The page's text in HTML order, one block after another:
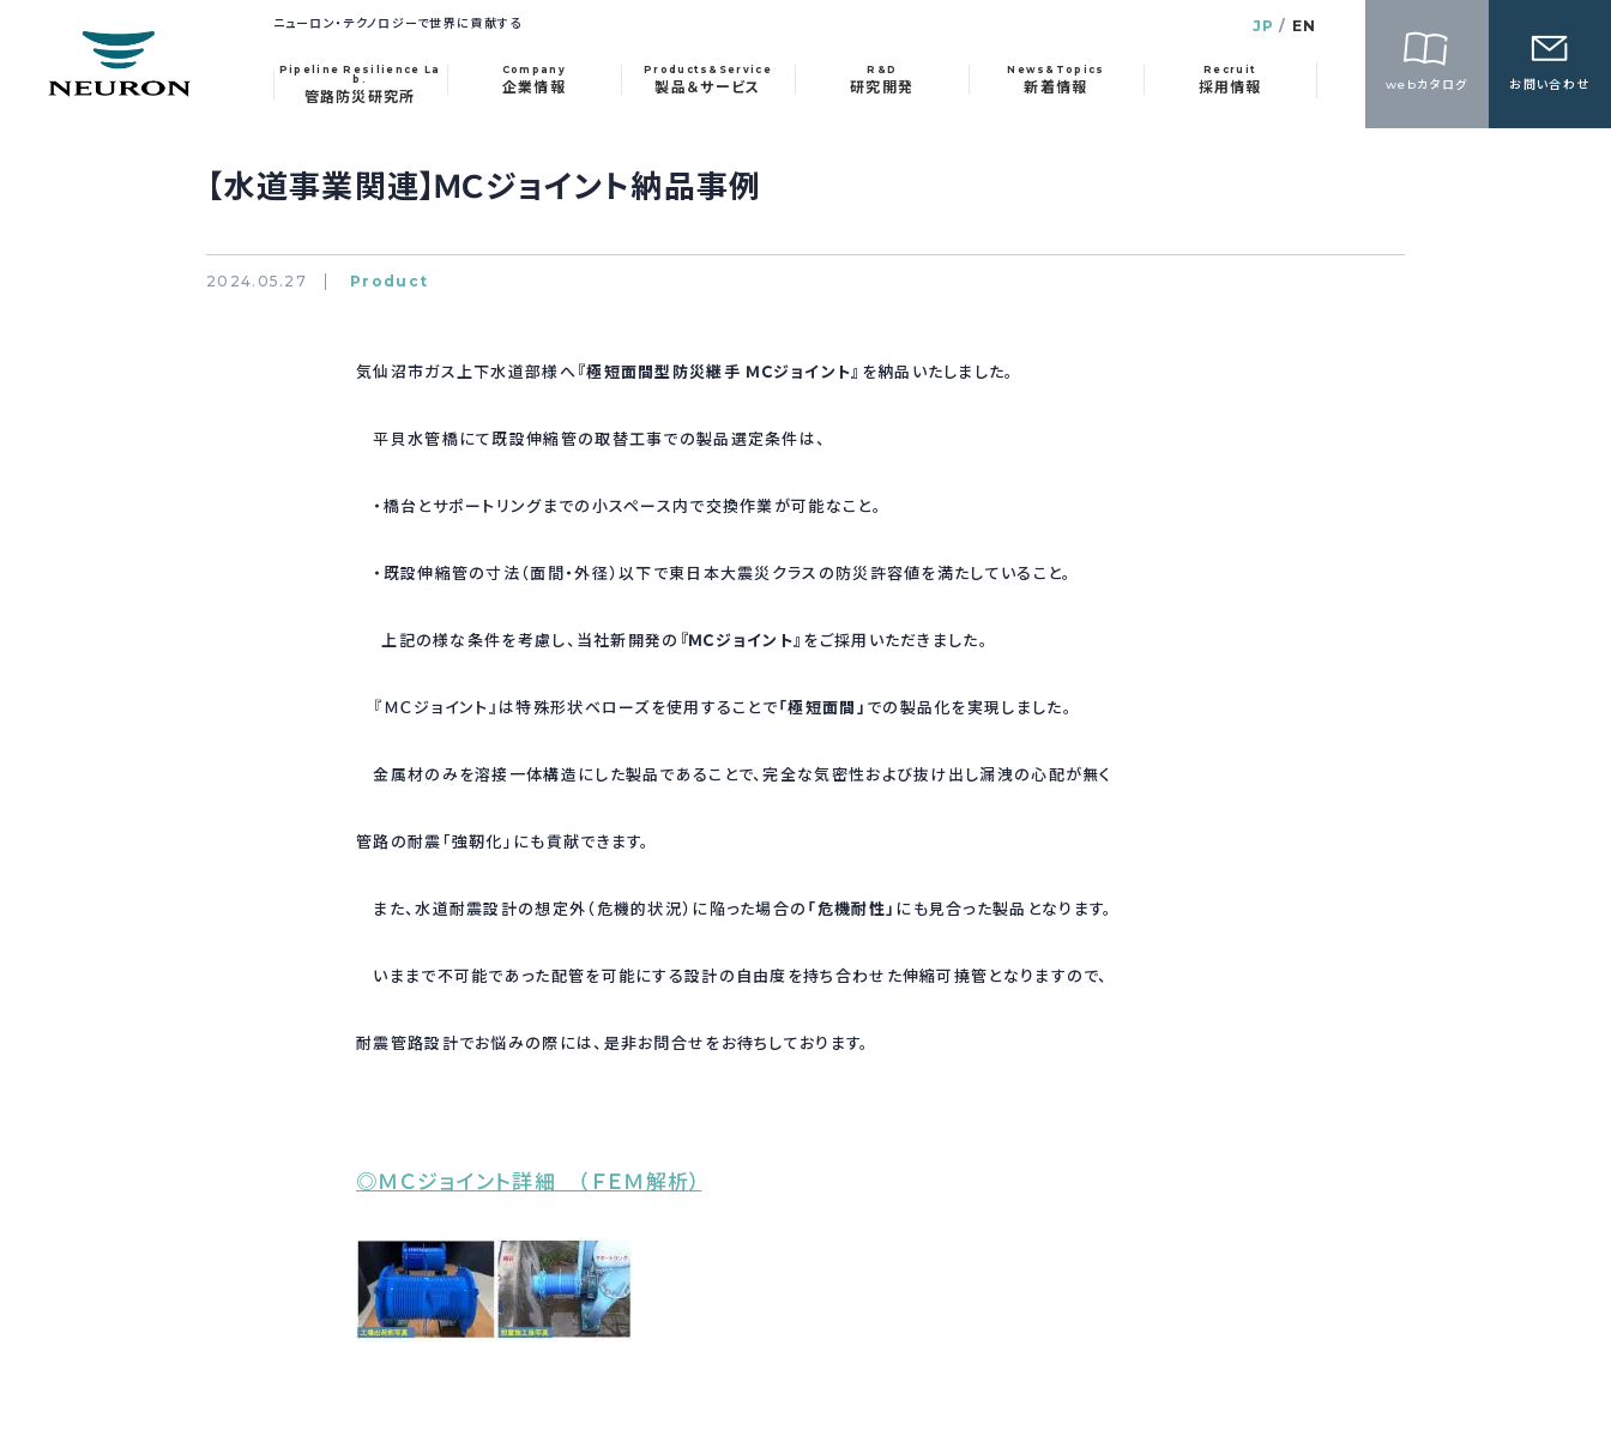
ニューロン・テクノロジーで世界に貢献する JP EN
Pipeline Resilience La
b.
管路防災研究所
Company
企業情報
Products&Service
製品＆サービス
R&D
研究開発
News&Topics
新着情報
Recruit
採用情報 webカタログ お問い合わせ
【水道事業関連】ＭＣジョイント納品事例
2024.05.27 Product
気仙沼市ガス上下水道部様へ『極短面間型防災継手 ＭＣジョイント』 を納品いたしました。
平貝水管橋にて既設伸縮管の取替工事での製品選定条件は、
・橋台とサポートリングまでの小スペース内で交換作業が可能なこと。
・既設伸縮管の寸法（面間・外径）以下で東日本大震災クラスの防災許容値を満たしていること。
上記の様な条件を考慮し、当社新開発の 『ＭＣジョイント』 をご採用いただきました。
『ＭＣジョイント』は特殊形状ベローズを使用することで「極短面間」 での製品化を実現しました。
金属材のみを溶接一体構造にした製品であることで、完全な気密性および抜け出し漏洩の心配が無く
管路の耐震「強靭化」にも貢献できます。
また、水道耐震設計の想定外（危機的状況）に陥った場合の 「危機耐性」 にも見合った製品となります。
いままで不可能であった配管を可能にする設計の自由度を持ち合わせた伸縮可撓管となりますので、
耐震管路設計でお悩みの際には、是非お問合せをお待ちしております。
◎ＭＣジョイント詳細 （ＦＥＭ解析）